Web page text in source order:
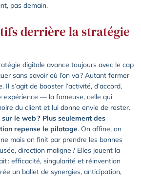
pas demain.
derrière la stratégie
digitale avance toujours avec le cap
sans savoir où l’on va ? Autant fermer
Il s’agit de booster l’activité, d’accord,
expérience — la fameuse, celle qui
du client et lui donne envie de rester.
le web ? Plus seulement des
repense le pilotage. On affine, on
mais on finit par prendre les bonnes
direction maligne ? Elles jouent la
: efficacité, singularité et réinvention
un ballet de synergies, anticipation,